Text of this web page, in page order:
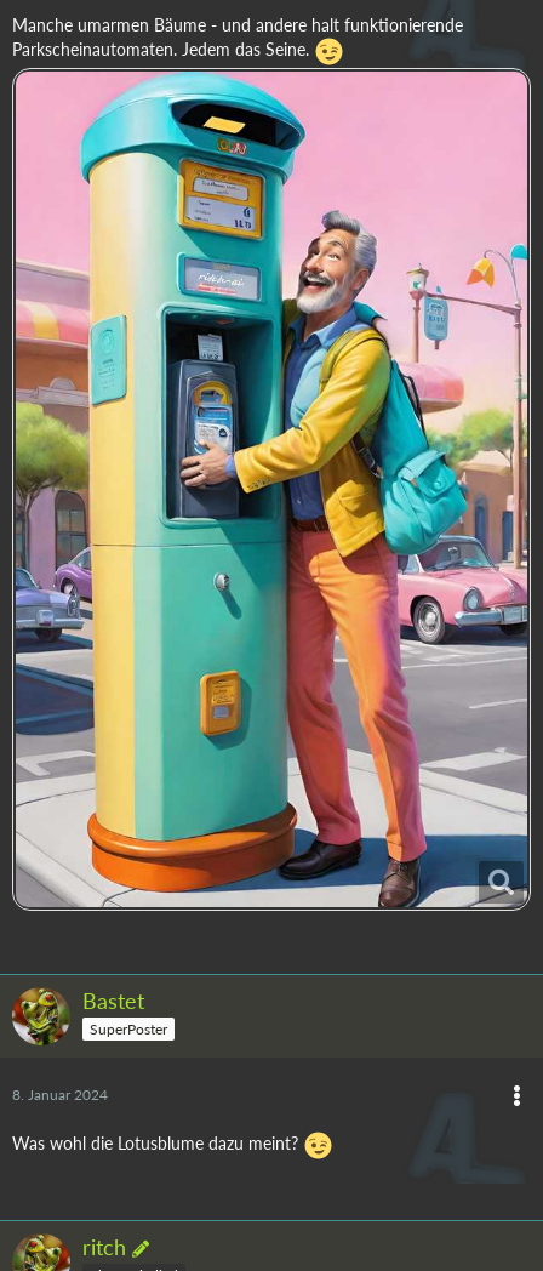
Manche umarmen Bäume - und andere halt funktionierende
Parkscheinautomaten. Jedem das Seine.
Bastet
SuperPoster
8. Januar 2024
Was wohl die Lotusblume dazu meint?
ritch